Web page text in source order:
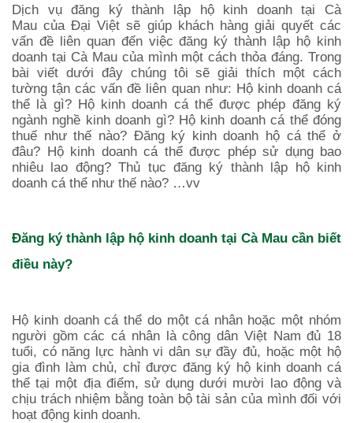
Dịch vụ đăng ký thành lập hộ kinh doanh tại Cà
Mau của Đại Việt sẽ giúp khách hàng giải quyết các
vấn đề liên quan đến việc đăng ký thành lập hộ kinh
doanh tại Cà Maucủa mình một cách thỏa đáng. Trong
bài viết dưới đây chúng tôi sẽ giải thích một cách
tường tận các vấn đề liên quan như: Hộ kinh doanh cá
thể là gì? Hộ kinh doanh cá thể được phép đăng ký
ngành nghề kinh doanh gì? Hộ kinh doanh cá thể đóng
thuế như thế nào? Đăng ký kinh doanh hộ cá thể ở
đâu? Hộ kinh doanh cá thể được phép sử dụng bao
nhiêu lao động? Thủ tục đăng ký thành lập hộ kinh
doanh cá thể như thế nào? …vv
Đăng ký thành lập hộ kinh doanh tại Cà Mau cần biết
điều này?
Hộ kinh doanh cá thể do một cá nhân hoặc một nhóm
người gồm các cá nhân là công dân Việt Nam đủ 18
tuổi, có năng lực hành vi dân sự đầy đủ, hoặc một hộ
gia đình làm chủ, chỉ được đăng ký hộ kinh doanh cá
thể tại một địa điểm, sử dụng dưới mười lao động và
chịu trách nhiệm bằng toàn bộ tài sản của mình đối với
hoạt động kinh doanh.